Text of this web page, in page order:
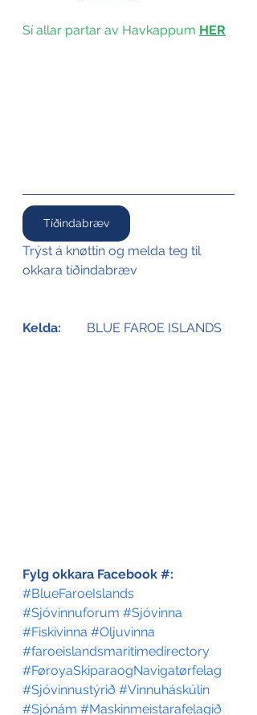
Sí allar partar av Havkappum HER
Tíðindabræv
Trýst á knøttin og melda teg til
okkara tíðindabræv
Kelda:
	BLUE FAROE ISLANDS
Fylg okkara Facebook #:
#BlueFaroeIslands
#Sjóvinnuforum #Sjóvinna
#Fiskivinna #Oljuvinna
#faroeislandsmaritimedirectory
#FøroyaSkiparaogNavigatørfelag
#Sjóvinnustýrið #Vinnuháskúlin
#Sjónám #Maskinmeistarafelagið